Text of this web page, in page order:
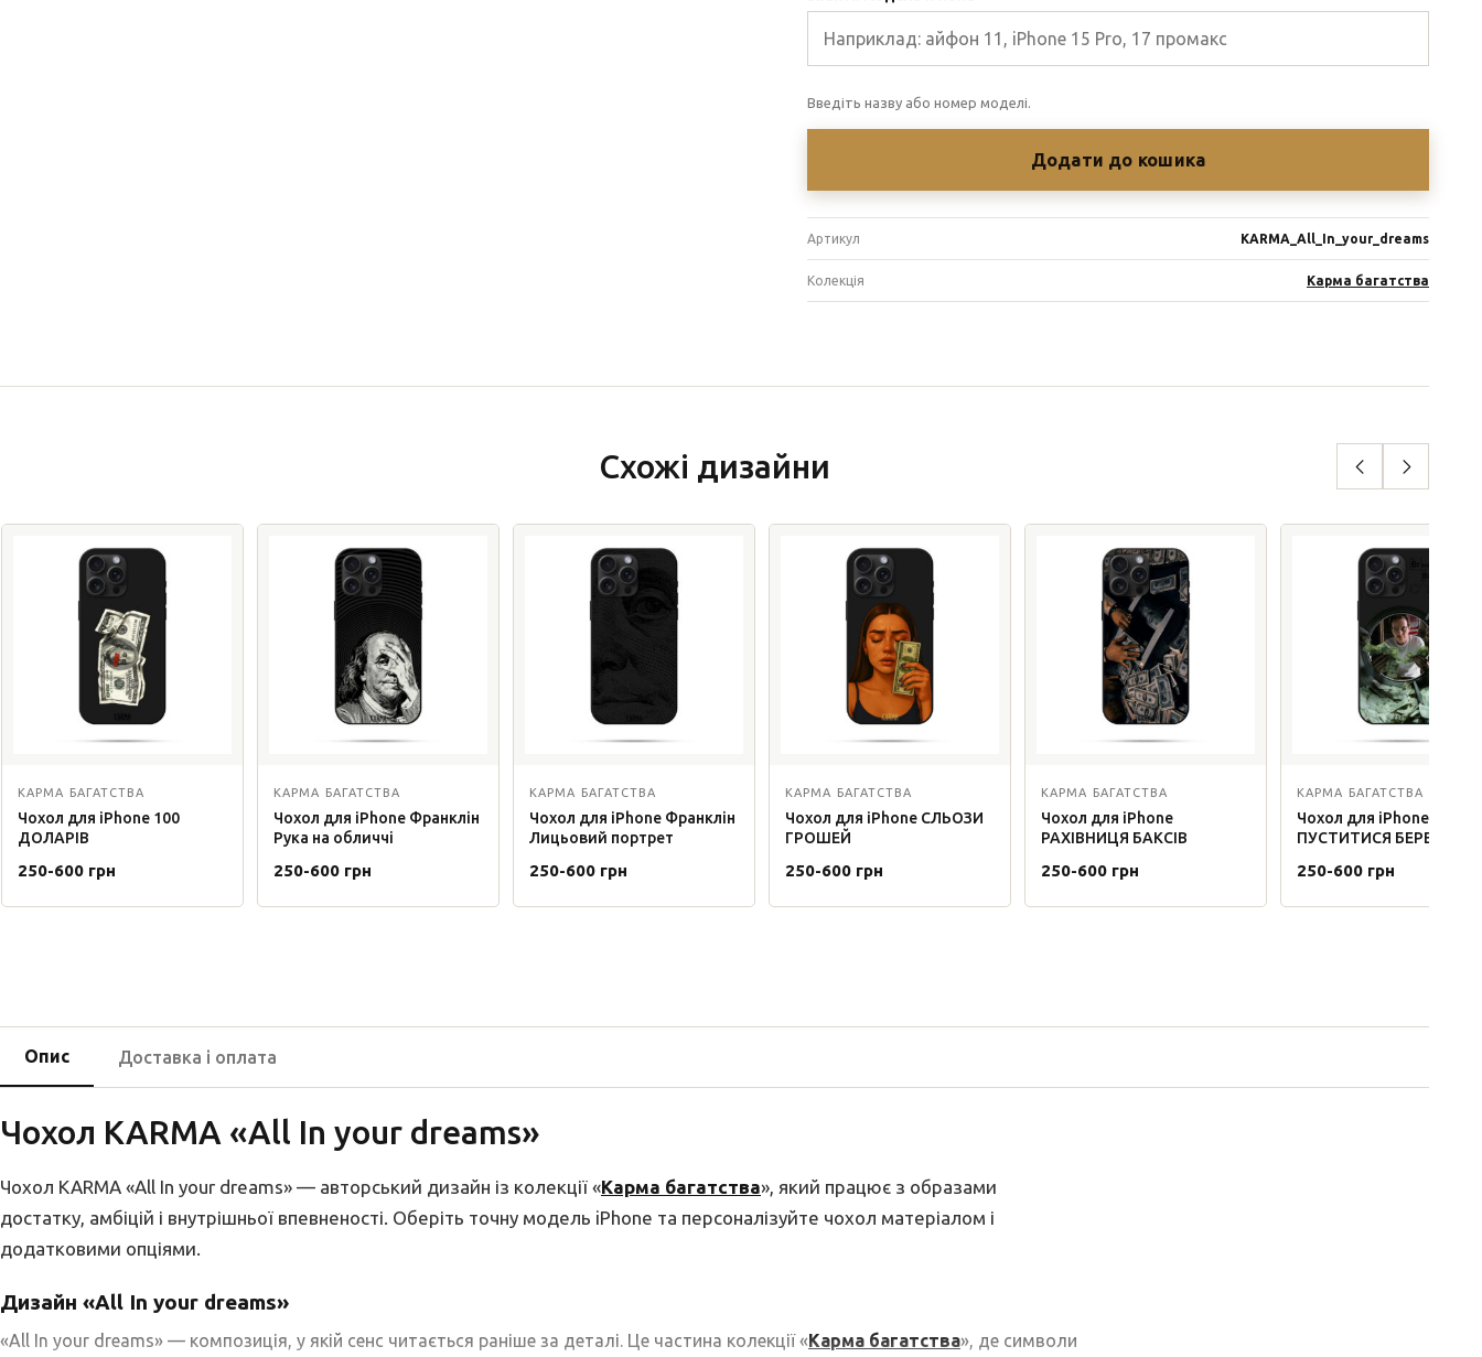
Введіть назву або номер моделі.
Додати до кошика
Артикул KARMA_All_In_your_dreams
Колекція Карма багатства
Схожі дизайни
КАРМА БАГАТСТВА
Чохол для iPhone 100
ДОЛАРІВ
250-600 грн
КАРМА БАГАТСТВА
Чохол для iPhone Франклін
Рука на обличчі
250-600 грн
КАРМА БАГАТСТВА
Чохол для iPhone Франклін
Лицьовий портрет
250-600 грн
КАРМА БАГАТСТВА
Чохол для iPhone СЛЬОЗИ
ГРОШЕЙ
250-600 грн
КАРМА БАГАТСТВА
Чохол для iPhone
РАХІВНИЦЯ БАКСІВ
250-600 грн
КАРМА БАГАТСТВА
Чохол для iPhone
ПУСТИТИСЯ БЕРЕГА
250-600 грн
Опис Доставка і оплата
Чохол KARMA «All In your dreams»
Чохол KARMA «All In your dreams» — авторський дизайн із колекції «Карма багатства», який працює з образами
достатку, амбіцій і внутрішньої впевненості. Оберіть точну модель iPhone та персоналізуйте чохол матеріалом і
додатковими опціями.
Дизайн «All In your dreams»
«All In your dreams» — композиція, у якій сенс читається раніше за деталі. Це частина колекції «Карма багатства», де символи